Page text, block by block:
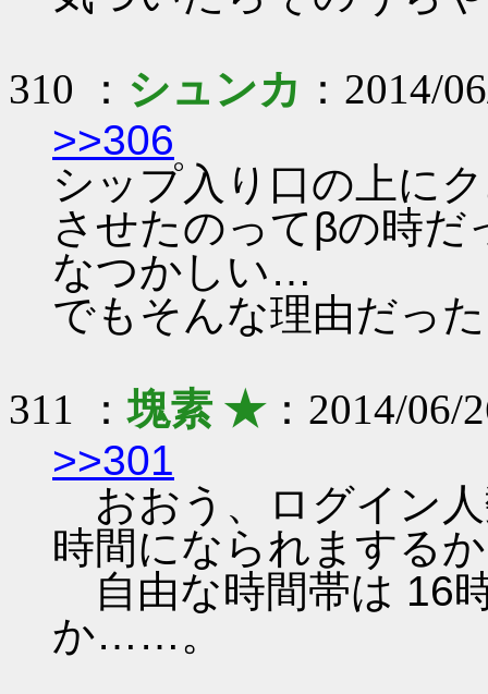
310 ： シュンカ ：2014/
>>306
シップ入り口の上に
させたのってβの時
なつかしい…
でもそんな理由だっ
311 ：塊素 ★：2014/06/
>>301
おおう、ログイン
時間になられまする
自由な時間帯は 16
か……。